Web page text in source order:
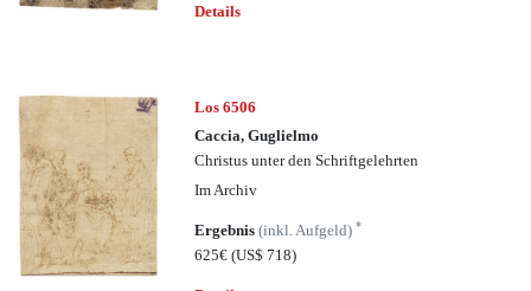
Details
Los 6506
Caccia, Guglielmo
Christus unter den Schriftgelehrten
Im Archiv
Ergebnis(inkl. Aufgeld)*
625€(US$ 718)